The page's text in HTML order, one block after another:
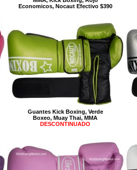
Economicos, Nocaut Efectivo $390
Guantes Kick Boxing, Verde
Boxeo, Muay Thai, MMA
DESCONTINUADO